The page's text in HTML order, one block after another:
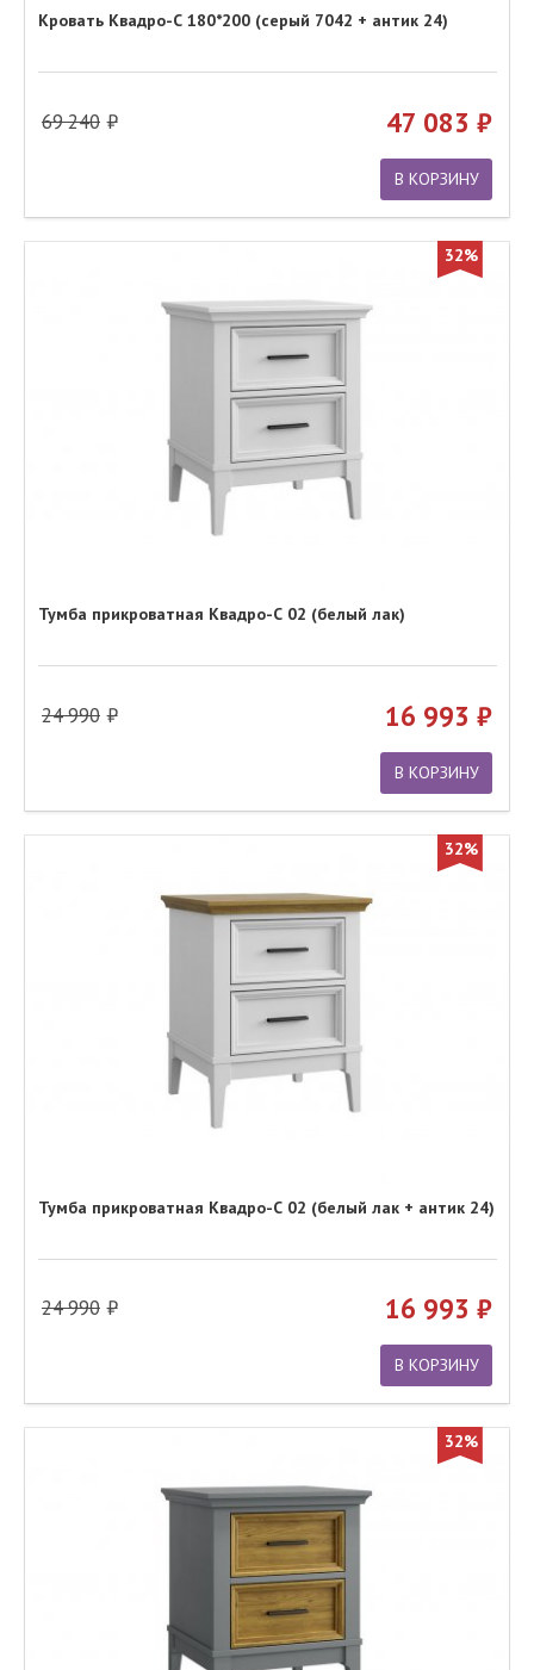
Кровать Квадро-С 180*200 (серый 7042 + антик 24)
69 240 47 083
В КОРЗИНУ
32%
Тумба прикроватная Квадро-С 02 (белый лак)
24 990 16 993
В КОРЗИНУ
32%
Тумба прикроватная Квадро-С 02 (белый лак + антик 24)
24 990 16 993
В КОРЗИНУ
32%